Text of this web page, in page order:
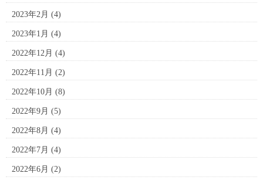
2023年2月 (4)
2023年1月 (4)
2022年12月 (4)
2022年11月 (2)
2022年10月 (8)
2022年9月 (5)
2022年8月 (4)
2022年7月 (4)
2022年6月 (2)